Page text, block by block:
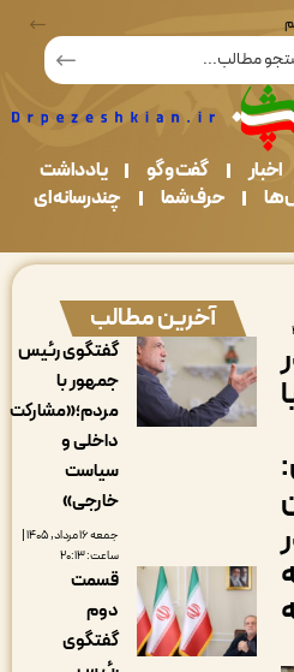
گفت و گو
یادداشت
حرف شما
چندرسانه ای
آخرین مطالب
گفتگوی رئیس
جمهور با
مردم؛«مشارکت
داخلی و
سیاست
خارجی»
جمعه ۱۶ مرداد, ۱۴۰۵ |
قسمت
دوم
گفتگوی